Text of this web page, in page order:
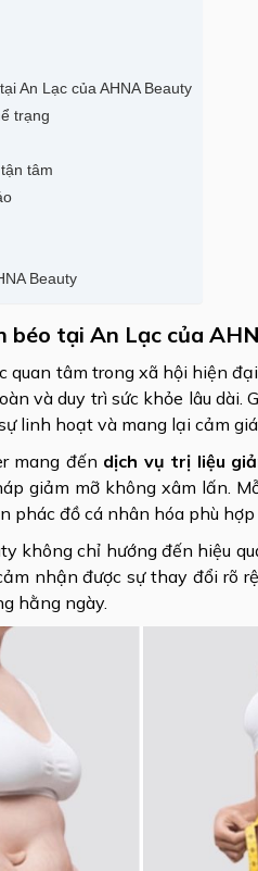
An Lạc của AHNA Beauty
trạng
tâm
Beauty
béo tại An Lạc của
quan tâm trong xã hội hiện
và duy trì sức khỏe lâu dài.
linh hoạt và mang lại cảm
mang đến dịch vụ trị liệu
giảm mỡ không xâm lấn.
phác đồ cá nhân hóa phù
không chỉ hướng đến hiệu
nhận được sự thay đổi rõ
hằng ngày.